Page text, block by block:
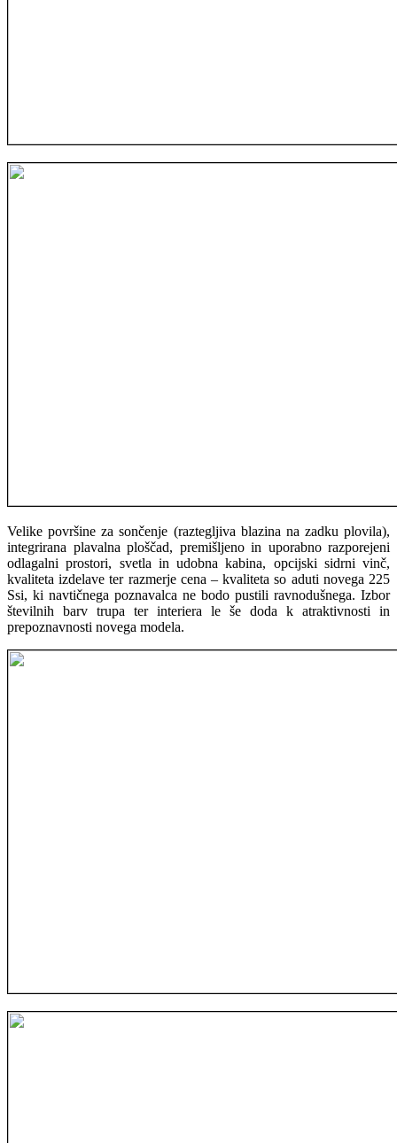
Velike površine za sončenje (raztegljiva blazina na zadku plovila),
integrirana plavalna ploščad, premišljeno in uporabno razporejeni
odlagalni prostori, svetla in udobna kabina, opcijski sidrni vinč,
kvaliteta izdelave ter razmerje cena – kvaliteta so aduti novega 225
Ssi, ki navtičnega poznavalca ne bodo pustili ravnodušnega. Izbor
številnih barv trupa ter interiera le še doda k atraktivnosti in
prepoznavnosti novega modela.